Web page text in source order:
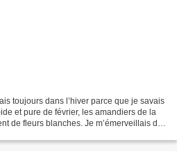
toujours dans l’hiver parce que je savais
et pure de février, les amandiers de la
de fleurs blanches. Je m’émerveillais de